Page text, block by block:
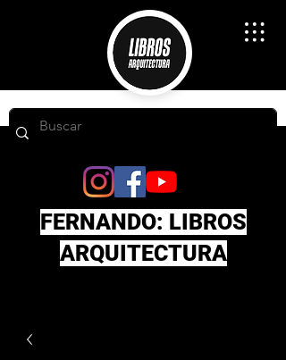
FERNANDO: LIBROS
ARQUITECTURA